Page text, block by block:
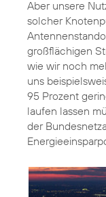
Aber unsere
solcher
großflächigen
wie wir noch
uns
95 Prozent
laufen lassen
der